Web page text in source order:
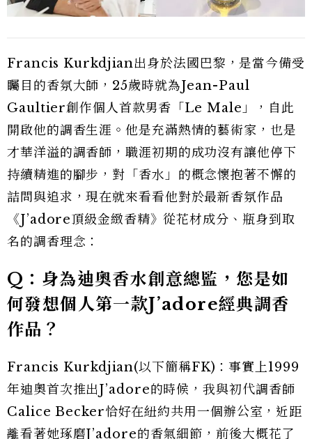
Francis Kurkdjian出身於法國巴黎，是當今備受
矚目的香氛大師，25歲時就為Jean-Paul
Gaultier創作個人首款男香「Le Male」，自此
開啟他的調香生涯。他是充滿熱情的藝術家，也是
才華洋溢的調香師，職涯初期的成功沒有讓他停下
持續精進的腳步，對「香水」的概念懷抱著不懈的
詰問與追求，現在就來看看他對於最新香氛作品
《J’adore頂級金緻香精》從花材成分、瓶身到取
名的調香理念：
Q：身為迪奧香水創意總監，您是如
何發想個人第一款J’adore經典調香
作品？
Francis Kurkdjian(以下簡稱FK)：事實上1999
年迪奧首次推出J’adore的時候，我與初代調香師
Calice Becker恰好在紐約共用一個辦公室，近距
離看著她琢磨J’adore的香氣細節，前後大概花了